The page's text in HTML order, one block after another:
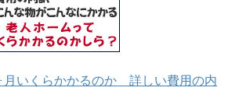
月いくらかかるのか 詳しい費用の内